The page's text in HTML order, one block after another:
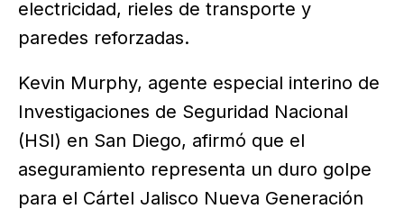
electricidad, rieles de transporte y
paredes reforzadas.
Kevin Murphy, agente especial interino de
Investigaciones de Seguridad Nacional
(HSI) en San Diego, afirmó que el
aseguramiento representa un duro golpe
para el Cártel Jalisco Nueva Generación